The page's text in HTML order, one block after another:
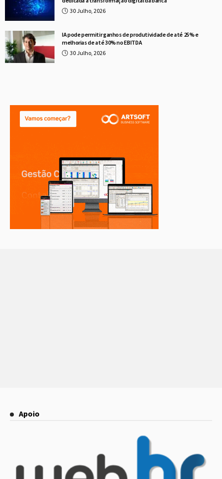
30 Julho, 2026
IA pode permitir ganhos de produtividade de até 25% e
melhorias de até 30% no EBITDA
30 Julho, 2026
Apoio